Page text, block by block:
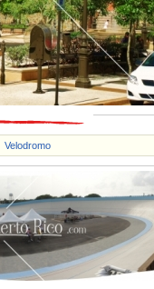
Velodromo